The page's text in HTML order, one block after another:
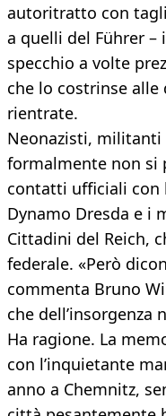
autoritratto con
a quelli del Führer
specchio a volte
che lo costrinse
rientrate.
Neonazisti, militanti
formalmente non si
contatti ufficiali con
Dynamo Dresda e i
Cittadini del Reich,
federale. «Però
commenta Bruno
che dell’insorgenza
Ha ragione. La
con l’inquietante
anno a Chemnitz,